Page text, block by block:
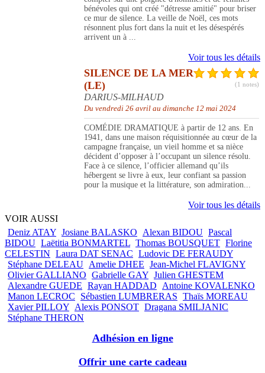
bénévoles qui ont créé "détresse amitié" pour briser
ce mur de silence. La veille de Noël, ces mots
résonnent plus fort dans la nuit et les désespérés
arrivent un à ...
Voir tous les détails
(1 notes)
SILENCE DE LA MER
(LE)
DARIUS-MILHAUD
Du vendredi 26 avril au dimanche 12 mai 2024
COMÉDIE DRAMATIQUE à partir de 12 ans. En
1941, dans une maison réquisitionnée au cœur de la
campagne française, un vieil homme et sa nièce
décident d’opposer à l’occupant un silence résolu.
Face à ce silence, l’officier allemand qu’ils
hébergent se livre à eux, leur confiant sa passion
pour la musique et la littérature, son admiration...
Voir tous les détails
VOIR AUSSI
Deniz ATAY Josiane BALASKO Alexan BIDOU Pascal
BIDOU Laëtitia BONMARTEL Thomas BOUSQUET Florine
CELESTIN Laura DAT SENAC Ludovic DE FERAUDY
Stéphane DELEAU Amelie DHEE Jean-Michel FLAVIGNY
Olivier GALLIANO Gabrielle GAY Julien GHESTEM
Alexandre GUEDE Rayan HADDAD
Antoine KOVALENKO
Manon LECROC
Sébastien LUMBRERAS Thaïs MOREAU
Xavier PILLOY Alexis PONSOT Dragana SMILJANIC
Stéphane THERON
Adhésion en ligne
Offrir une carte cadeau